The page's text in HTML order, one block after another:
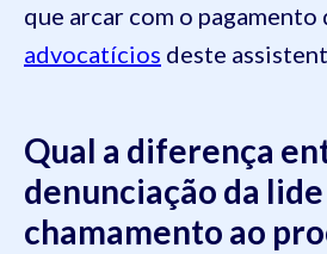
que arcar com o pagamento
advocatícios deste
Qual a diferença
denunciação da
chamamento ao